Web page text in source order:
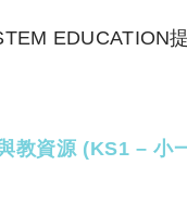
EDUCATION
教資源 (KS1 – 小